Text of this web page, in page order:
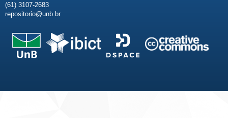
(61) 3107-2683
repositorio@unb.br